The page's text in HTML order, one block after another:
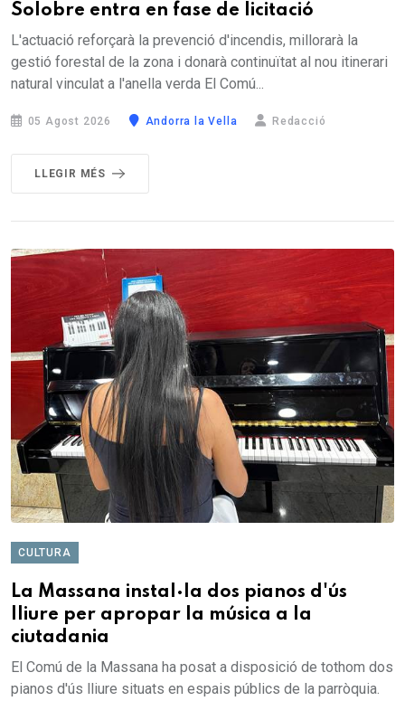
Solobre entra en fase de licitació
L'actuació reforçarà la prevenció d'incendis, millorarà la
gestió forestal de la zona i donarà continuïtat al nou itinerari
natural vinculat a l'anella verda El Comú...
05 Agost 2026 Andorra la Vella Redacció
LLEGIR MÉS
CULTURA
La Massana instal·la dos pianos d'ús
lliure per apropar la música a la
ciutadania
El Comú de la Massana ha posat a disposició de tothom dos
pianos d'ús lliure situats en espais públics de la parròquia.